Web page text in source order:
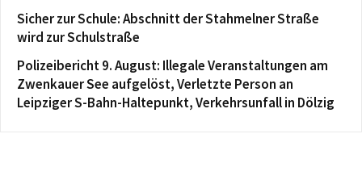
Sicher zur Schule: Abschnitt der Stahmelner Straße
wird zur Schulstraße
Polizeibericht 9. August: Illegale Veranstaltungen am
Zwenkauer See aufgelöst, Verletzte Person an
Leipziger S-Bahn-Haltepunkt, Verkehrsunfall in Dölzig